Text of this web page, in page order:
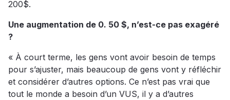
200$.
Une augmentation de 0. 50 $, n’est-ce pas exagéré
?
« À court terme, les gens vont avoir besoin de temps
pour s’ajuster, mais beaucoup de gens vont y réfléchir
et considérer d’autres options. Ce n’est pas vrai que
tout le monde a besoin d’un VUS, il y a d’autres